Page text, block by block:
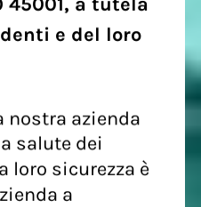
e del loro
nostra azienda
salute dei
loro sicurezza è
a